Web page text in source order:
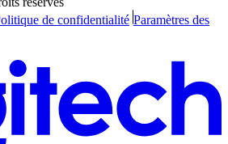
de confidentialité Paramètres des